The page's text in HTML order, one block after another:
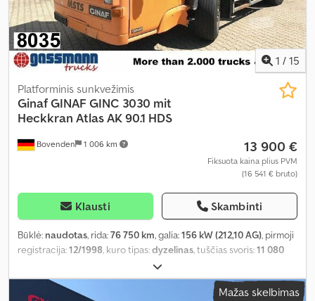
1 / 15
Bovenden 1 006 km
Platforminis sunkvežimis
GinafGINAF GINC 3030 mit
Heckkran Atlas AK 90.1 HDS
13 900 €
Fiksuota kaina plius PVM
(16 541 € bruto)
Klausti Skambinti
Būklė: naudotas, rida:76 750 km, galia:156 kW (212,10 AG), pirmoji
registracija:12/1998, kuro tipas:dyzelinas, tuščias svoris:11 080
9 420 kg
padangos dydis:385/65R22.5, ašių konfigūracija:4x2, ratų bazė:
3 580 mm
, spalva: dieninė kabina,
Mažas skelbimas